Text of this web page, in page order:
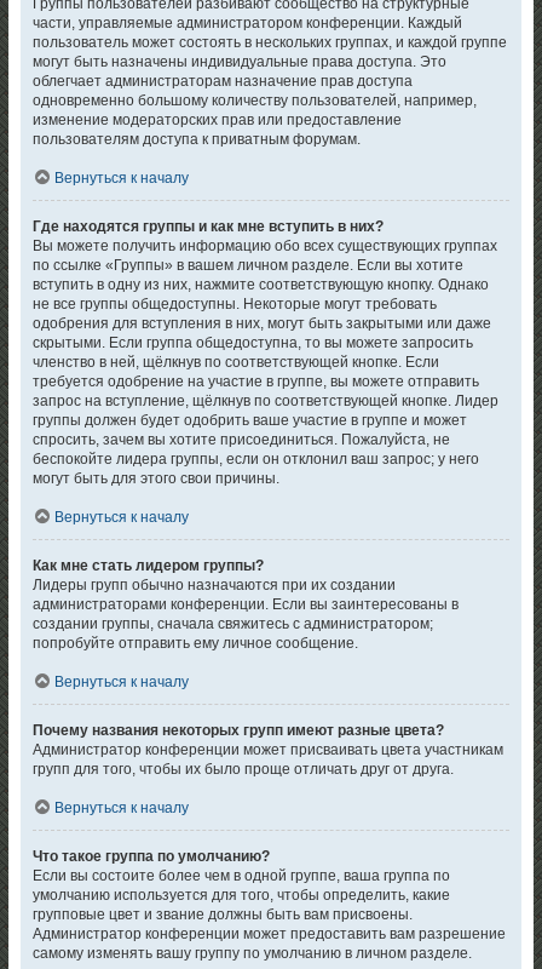
Группы пользователей разбивают сообщество на структурные
части, управляемые администратором конференции. Каждый
пользователь может состоять в нескольких группах, и каждой группе
могут быть назначены индивидуальные права доступа. Это
облегчает администраторам назначение прав доступа
одновременно большому количеству пользователей, например,
изменение модераторских прав или предоставление
пользователям доступа к приватным форумам.
Вернуться к началу
Где находятся группы и как мне вступить в них?
Вы можете получить информацию обо всех существующих группах
по ссылке «Группы» в вашем личном разделе. Если вы хотите
вступить в одну из них, нажмите соответствующую кнопку. Однако
не все группы общедоступны. Некоторые могут требовать
одобрения для вступления в них, могут быть закрытыми или даже
скрытыми. Если группа общедоступна, то вы можете запросить
членство в ней, щёлкнув по соответствующей кнопке. Если
требуется одобрение на участие в группе, вы можете отправить
запрос на вступление, щёлкнув по соответствующей кнопке. Лидер
группы должен будет одобрить ваше участие в группе и может
спросить, зачем вы хотите присоединиться. Пожалуйста, не
беспокойте лидера группы, если он отклонил ваш запрос; у него
могут быть для этого свои причины.
Вернуться к началу
Как мне стать лидером группы?
Лидеры групп обычно назначаются при их создании
администраторами конференции. Если вы заинтересованы в
создании группы, сначала свяжитесь с администратором;
попробуйте отправить ему личное сообщение.
Вернуться к началу
Почему названия некоторых групп имеют разные цвета?
Администратор конференции может присваивать цвета участникам
групп для того, чтобы их было проще отличать друг от друга.
Вернуться к началу
Что такое группа по умолчанию?
Если вы состоите более чем в одной группе, ваша группа по
умолчанию используется для того, чтобы определить, какие
групповые цвет и звание должны быть вам присвоены.
Администратор конференции может предоставить вам разрешение
самому изменять вашу группу по умолчанию в личном разделе.